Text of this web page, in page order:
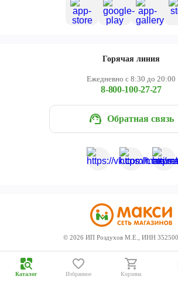
Горячая линия
Ежедневно с 8:30 до 20:00
8-800-100-27-27
Обратная связь
© 2026 ИП Роздухов М.Е., ИНН
Каталог Избранное Корзина